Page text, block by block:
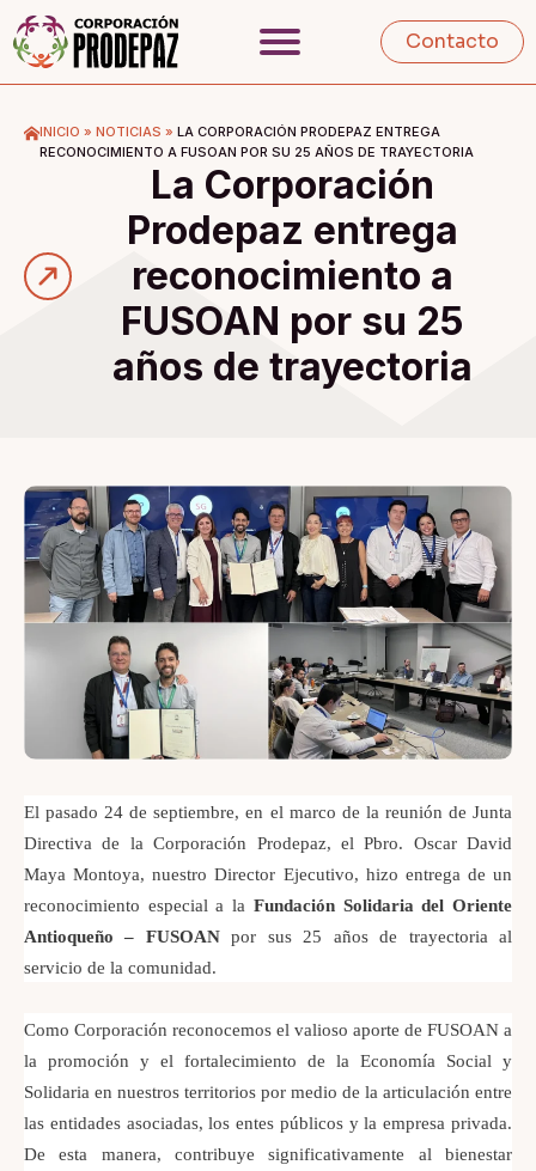
Contacto
INICIO » NOTICIAS » LA CORPORACIÓN PRODEPAZ ENTREGA
RECONOCIMIENTO A FUSOAN POR SU 25 AÑOS DE TRAYECTORIA
La Corporación
Prodepaz entrega
reconocimiento a
FUSOAN por su 25
años de trayectoria
El pasado 24 de septiembre, en el marco de la reunión de Junta
Directiva de la Corporación Prodepaz, el Pbro. Oscar David
Maya Montoya, nuestro Director Ejecutivo, hizo entrega de un
reconocimiento especial a la Fundación Solidaria del Oriente
Antioqueño – FUSOANpor sus 25 años de trayectoria al
servicio de la comunidad.
Como Corporación reconocemos el valioso aporte de FUSOAN a
la promoción y el fortalecimiento de la Economía Social y
Solidaria en nuestros territorios por medio de la articulación entre
las entidades asociadas, los entes públicos y la empresa privada.
De esta manera, contribuye significativamente al bienestar